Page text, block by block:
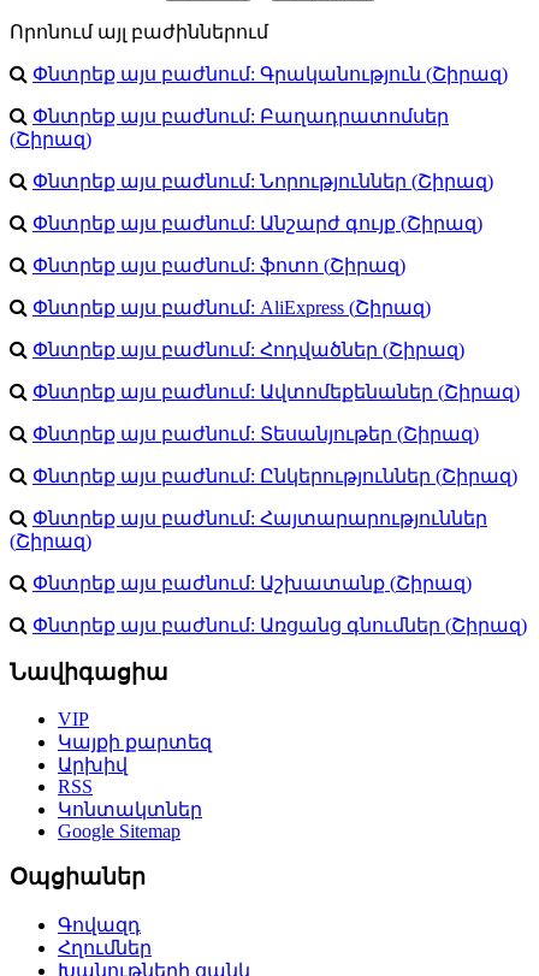
Որոնում այլ բաժիններում
Փնտրեք այս բաժնում: Գրականություն (Շիրազ)
Փնտրեք այս բաժնում: Բաղադրատոմսեր
(Շիրազ)
Փնտրեք այս բաժնում: Նորություններ (Շիրազ)
Փնտրեք այս բաժնում: Անշարժ գույք (Շիրազ)
Փնտրեք այս բաժնում: ֆոտո (Շիրազ)
Փնտրեք այս բաժնում: AliExpress (Շիրազ)
Փնտրեք այս բաժնում: Հոդվածներ (Շիրազ)
Փնտրեք այս բաժնում: Ավտոմեքենաներ (Շիրազ)
Փնտրեք այս բաժնում: Տեսանյութեր (Շիրազ)
Փնտրեք այս բաժնում: Ընկերություններ (Շիրազ)
Փնտրեք այս բաժնում: Հայտարարություններ
(Շիրազ)
Փնտրեք այս բաժնում: Աշխատանք (Շիրազ)
Փնտրեք այս բաժնում: Առցանց գնումներ (Շիրազ)
Նավիգացիա
VIP
Կայքի քարտեզ
Արխիվ
RSS
Կոնտակտներ
Google Sitemap
Օպցիաներ
Գովազդ
Հղումներ
Խանութների ցանկ